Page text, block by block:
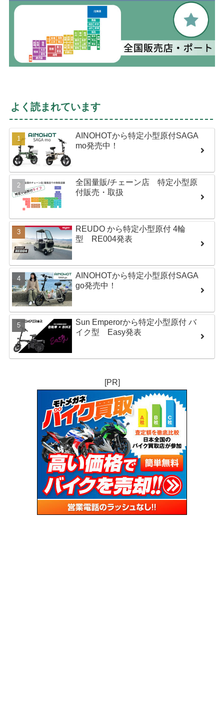
よく読まれています
AINOHOTから特定小型原付SAGA
mo発売中！
全国量販/チェーン店 特定小型原
付販売・取扱
REUDO から特定小型原付 4輪
型 RE004発表
AINOHOTから特定小型原付SAGA
go発売中！
Sun Emperorから特定小型原付 バ
イク型 Easy発表
[PR]